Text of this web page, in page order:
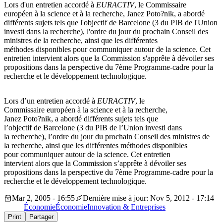
Lors d'un entretien accordé à EURACTIV, le Commissaire
européen à la science et à la recherche, Janez Poto?nik, a abordé
différents sujets tels que l'objectif de Barcelone (3 du PIB de l'Union
investi dans la recherche), l'ordre du jour du prochain Conseil des
ministres de la recherche, ainsi que les différentes
méthodes disponibles pour communiquer autour de la science. Cet
entretien intervient alors que la Commission s'apprête à dévoiler ses
propositions dans la perspective du 7ème Programme-cadre pour la
recherche et le développement technologique.
Lors d’un entretien accordé à EURACTIV, le
Commissaire européen à la science et à la recherche,
Janez Poto?nik, a abordé différents sujets tels que
l’objectif de Barcelone (3 du PIB de l’Union investi dans
la recherche), l’ordre du jour du prochain Conseil des ministres de
la recherche, ainsi que les différentes méthodes disponibles
pour communiquer autour de la science. Cet entretien
intervient alors que la Commission s’apprête à dévoiler ses
propositions dans la perspective du 7ème Programme-cadre pour la
recherche et le développement technologique.
Mar 2, 2005 - 16:55
Dernière mise à jour: Nov 5, 2012 - 17:14
ÉconomieÉconomieInnovation & Entreprises
Print Partager